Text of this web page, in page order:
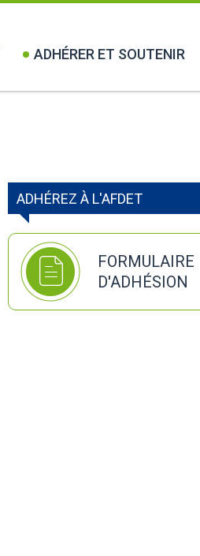
ADHÉRER ET SOUTENIR
ADHÉREZ À L'AFDET
FORMULAIRE
D'ADHÉSION